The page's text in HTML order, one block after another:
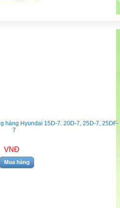
hàng Hyundai 15D-7. 20D-7, 25D-7, 25DF-
7
VNĐ